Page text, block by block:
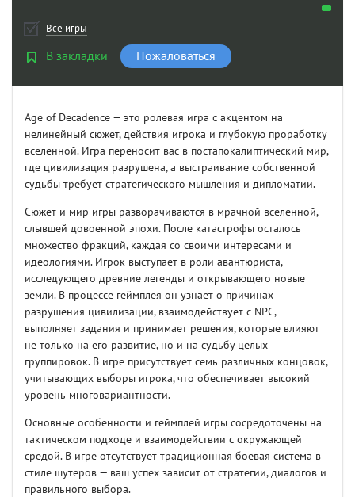
Все игры
В закладки Пожаловаться
Age of Decadence — это ролевая игра с акцентом на
нелинейный сюжет, действия игрока и глубокую проработку
вселенной. Игра переносит вас в постапокалиптический мир,
где цивилизация разрушена, а выстраивание собственной
судьбы требует стратегического мышления и дипломатии.
Сюжет и мир игры разворачиваются в мрачной вселенной,
слывшей довоенной эпохи. После катастрофы осталось
множество фракций, каждая со своими интересами и
идеологиями. Игрок выступает в роли авантюриста,
исследующего древние легенды и открывающего новые
земли. В процессе геймплея он узнает о причинах
разрушения цивилизации, взаимодействует с NPC,
выполняет задания и принимает решения, которые влияют
не только на его развитие, но и на судьбу целых
группировок. В игре присутствует семь различных концовок,
учитывающих выборы игрока, что обеспечивает высокий
уровень многовариантности.
Основные особенности и геймплей игры сосредоточены на
тактическом подходе и взаимодействии с окружающей
средой. В игре отсутствует традиционная боевая система в
стиле шутеров — ваш успех зависит от стратегии, диалогов и
правильного выбора.